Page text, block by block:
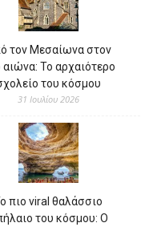
τον Μεσαίωνα στον
αιώνα: Το αρχαιότερο
του κόσμου
31 Ιουλίου 2026
πιο viral θαλάσσιο
του κόσμου: Ο